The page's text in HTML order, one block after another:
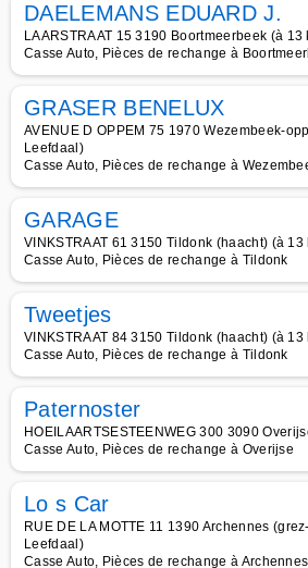
DAELEMANS EDUARD J.
LAARSTRAAT 15 3190 Boortmeerbeek (à
Casse Auto, Pièces de rechange à
GRASER BENELUX
AVENUE D OPPEM 75 1970 Wezembeek-
Leefdaal)
Casse Auto, Pièces de rechange à
GARAGE
VINKSTRAAT 61 3150 Tildonk (haacht) (à
Casse Auto, Pièces de rechange à Tildonk
Tweetjes
VINKSTRAAT 84 3150 Tildonk (haacht) (à
Casse Auto, Pièces de rechange à Tildonk
Paternoster
HOEILAARTSESTEENWEG 300 3090
Casse Auto, Pièces de rechange à Overijse
Lo s Car
RUE DE LA MOTTE 11 1390 Archennes
Leefdaal)
Casse Auto, Pièces de rechange à Archennes